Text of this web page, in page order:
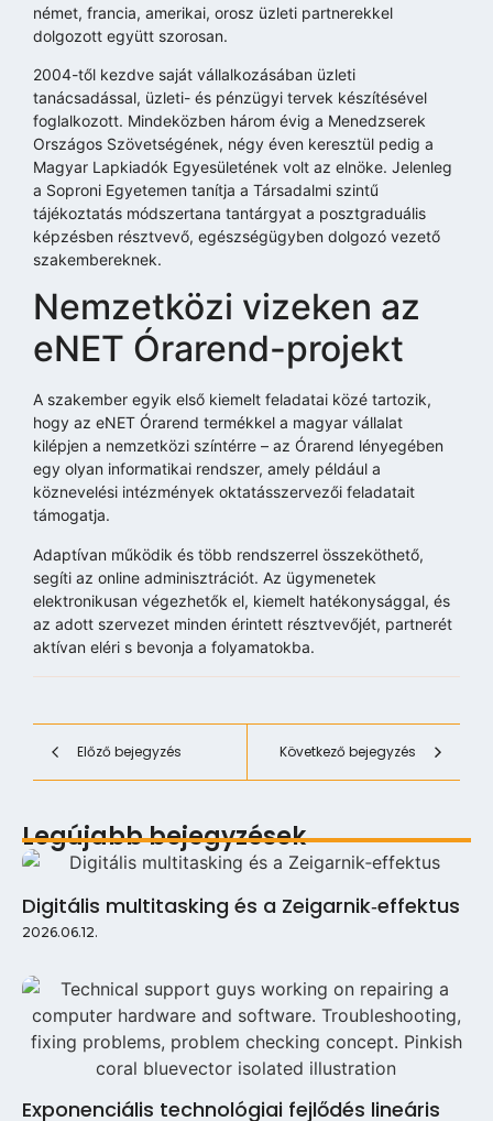
német, francia, amerikai, orosz üzleti partnerekkel
dolgozott együtt szorosan.
2004-től kezdve saját vállalkozásában üzleti
tanácsadással, üzleti- és pénzügyi tervek készítésével
foglalkozott. Mindeközben három évig a Menedzserek
Országos Szövetségének, négy éven keresztül pedig a
Magyar Lapkiadók Egyesületének volt az elnöke. Jelenleg
a Soproni Egyetemen tanítja a Társadalmi szintű
tájékoztatás módszertana tantárgyat a posztgraduális
képzésben résztvevő, egészségügyben dolgozó vezető
szakembereknek.
Nemzetközi vizeken az
eNET Órarend-projekt
A szakember egyik első kiemelt feladatai közé tartozik,
hogy az eNET Órarend termékkel a magyar vállalat
kilépjen a nemzetközi színtérre – az Órarend lényegében
egy olyan informatikai rendszer, amely például a
köznevelési intézmények oktatásszervezői feladatait
támogatja.
Adaptívan működik és több rendszerrel összeköthető,
segíti az online adminisztrációt. Az ügymenetek
elektronikusan végezhetők el, kiemelt hatékonysággal, és
az adott szervezet minden érintett résztvevőjét, partnerét
aktívan eléri s bevonja a folyamatokba.
Előző bejegyzés Következő bejegyzés
Legújabb bejegyzések
Digitális multitasking és a Zeigarnik‑effektus
2026.06.12.
Exponenciális technológiai fejlődés lineáris